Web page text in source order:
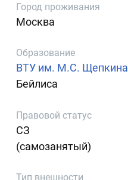
Город проживания
Москва
Образование
ВТУ им. М.С. Щепкина
Бейлиса
Правовой статус
СЗ
(самозанятый)
Тип внешности